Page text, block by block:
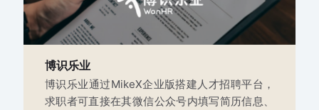
博识乐业
博识乐业通过MikeX企业版搭建人才招聘平台，
求职者可直接在其微信公众号内填写简历信息、